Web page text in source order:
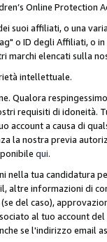
Online Protection
suoi affiliati, o una
o ID degli Affiliati, o
marchi elencati sulla
intellettuale.
Qualora
requisiti di idoneità.
account a causa di
la nostra previa
qui.
nella tua candidatura
altre informazioni di
del caso),
al tuo account
se l'indirizzo email